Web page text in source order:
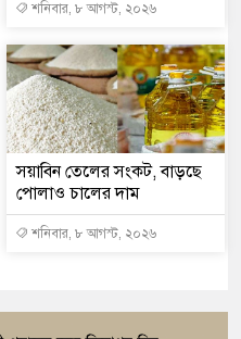
শনিবার, ৮ আগস্ট, ২০২৬
সয়াবিন তেলের সংকট, বাড়ছে
পোলাও চালের দাম
শনিবার, ৮ আগস্ট, ২০২৬